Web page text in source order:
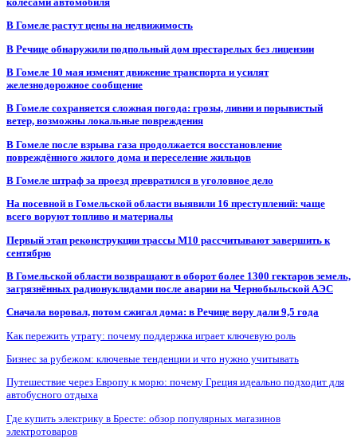
В Гомеле растут цены на недвижимость
В Речице обнаружили подпольный дом престарелых без лицензии
В Гомеле 10 мая изменят движение транспорта и усилят
железнодорожное сообщение
В Гомеле сохраняется сложная погода: грозы, ливни и порывистый
ветер, возможны локальные повреждения
В Гомеле после взрыва газа продолжается восстановление
повреждённого жилого дома и переселение жильцов
В Гомеле штраф за проезд превратился в уголовное дело
На посевной в Гомельской области выявили 16 преступлений: чаще
всего воруют топливо и материалы
Первый этап реконструкции трассы М10 рассчитывают завершить к
сентябрю
В Гомельской области возвращают в оборот более 1300 гектаров земель,
загрязнённых радионуклидами после аварии на Чернобыльской АЭС
Сначала воровал, потом сжигал дома: в Речице вору дали 9,5 года
Как пережить утрату: почему поддержка играет ключевую роль
Бизнес за рубежом: ключевые тенденции и что нужно учитывать
Путешествие через Европу к морю: почему Греция идеально подходит для
автобусного отдыха
Где купить электрику в Бресте: обзор популярных магазинов
электротоваров